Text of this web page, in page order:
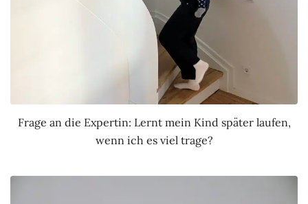
Frage an die Expertin: Lernt mein Kind später laufen,
wenn ich es viel trage?